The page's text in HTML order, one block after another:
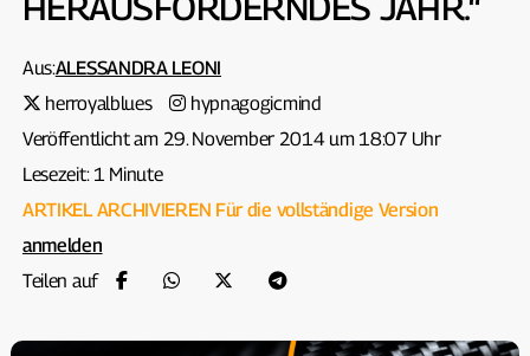
Aus:ALESSANDRA LEONI
herroyalblues
hypnagogicmind
Veröffentlicht am 29. November 2014 um 18:07 Uhr
Lesezeit: 1 Minute
ARTIKEL ARCHIVIEREN Für die vollständige Version
anmelden
Teilen auf